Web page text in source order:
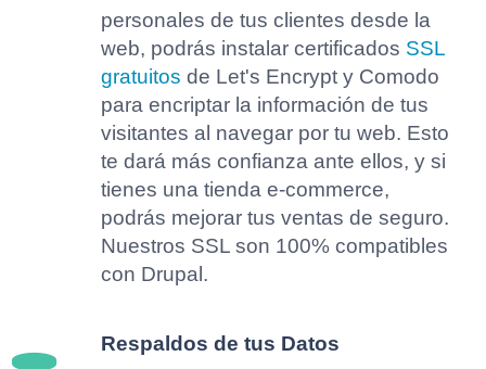
personales de tus clientes desde la
web, podrás instalar certificados SSL
gratuitos de Let's Encrypt y Comodo
para encriptar la información de tus
visitantes al navegar por tu web. Esto
te dará más confianza ante ellos, y si
tienes una tienda e-commerce,
podrás mejorar tus ventas de seguro.
Nuestros SSL son 100% compatibles
con Drupal.
Respaldos de tus Datos